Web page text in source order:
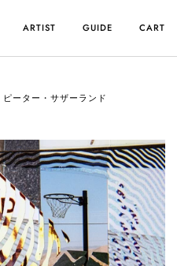
ARTIST GUIDE CART
ーター・サザーランド